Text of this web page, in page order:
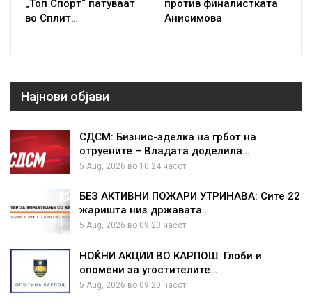
„Топ Спорт“ патуваат
во Сплит…
против финалистката
Анисимова
Најнови објави
СДСМ: Бизнис-зделка на грбот на
отруените – Владата доделила…
5 Aug, 2026 во 10:24 часот.
БЕЗ АКТИВНИ ПОЖАРИ УТРИНАВА: Сите 22
жаришта низ државата…
5 Aug, 2026 во 09:23 часот.
НОЌНИ АКЦИИ ВО КАРПОШ: Глоби и
опомени за угостителите…
5 Aug, 2026 во 09:20 часот.